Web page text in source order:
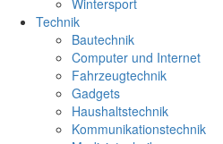
Wintersport
Technik
Bautechnik
Computer und Internet
Fahrzeugtechnik
Gadgets
Haushaltstechnik
Kommunikationstechnik